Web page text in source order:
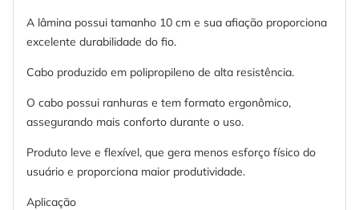
A lâmina possui tamanho 10 cm e sua afiação proporciona
excelente durabilidade do fio.
Cabo produzido em polipropileno de alta resistência.
O cabo possui ranhuras e tem formato ergonômico,
assegurando mais conforto durante o uso.
Produto leve e flexível, que gera menos esforço físico do
usuário e proporciona maior produtividade.
Aplicação